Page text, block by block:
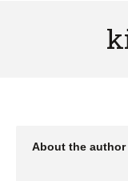
About the author